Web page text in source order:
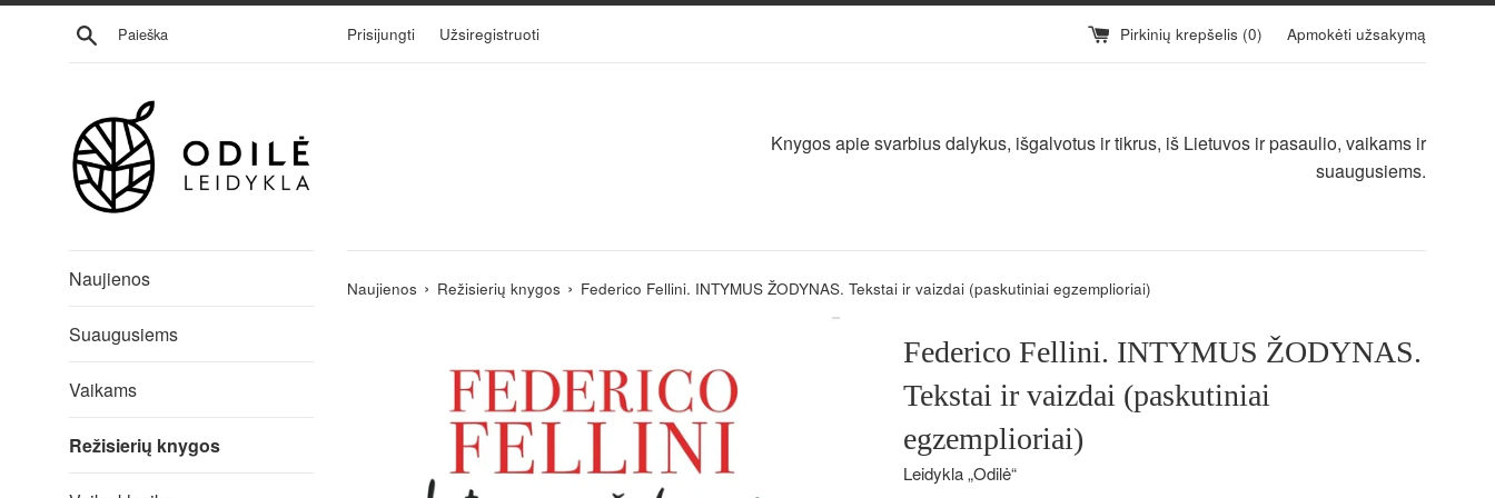
Eiti
Ieškoti Prisijungti Užsiregistruoti Pirkinių krepšelis (0) Apmokėti užsakymą
Knygos apie svarbius dalykus, išgalvotus ir tikrus, iš Lietuvos ir pasaulio, vaikams ir
suaugusiems.
Naujienos
Suaugusiems
Vaikams
Režisierių knygos
Naujienos › Režisierių knygos › Federico Fellini. INTYMUS ŽODYNAS. Tekstai ir vaizdai (paskutiniai egzemplioriai)
Federico Fellini. INTYMUS ŽODYNAS.
Tekstai ir vaizdai (paskutiniai
egzemplioriai)
Leidykla „Odilė“